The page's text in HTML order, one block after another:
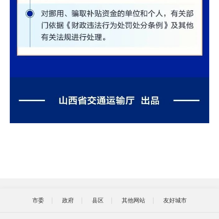
市委 政府 县区 其他网站 友好城市